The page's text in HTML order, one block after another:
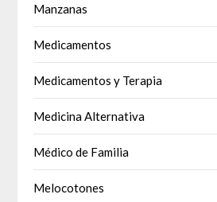
Manzanas
Medicamentos
Medicamentos y Terapia
Medicina Alternativa
Médico de Familia
Melocotones